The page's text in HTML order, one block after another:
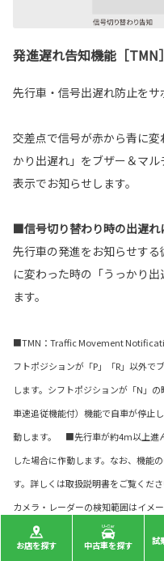
発進遅れ告知機能［TMN］
先行車・信号出遅れ防止をサ
交差点で信号が赤から青に
かり出遅れ」をブザー＆マ
表示でお知らせします。
■信号切り替わり時の出遅れ
先行車の発進をお知らせす
に変わった時の「うっかり
ます。
■TMN：Traffic Movement
フトポジションが「P」「R」以外で
します。シフトポジションが「N」
車速追従機能付）機能で自車が停止
動します。 ■先行車が約4m以上進
した場合に作動します。なお、機能
す。詳しくは取扱説明書をご覧く
カメラ・レーダーの検知範囲はイメー
お店を探す 中古車を探す
試